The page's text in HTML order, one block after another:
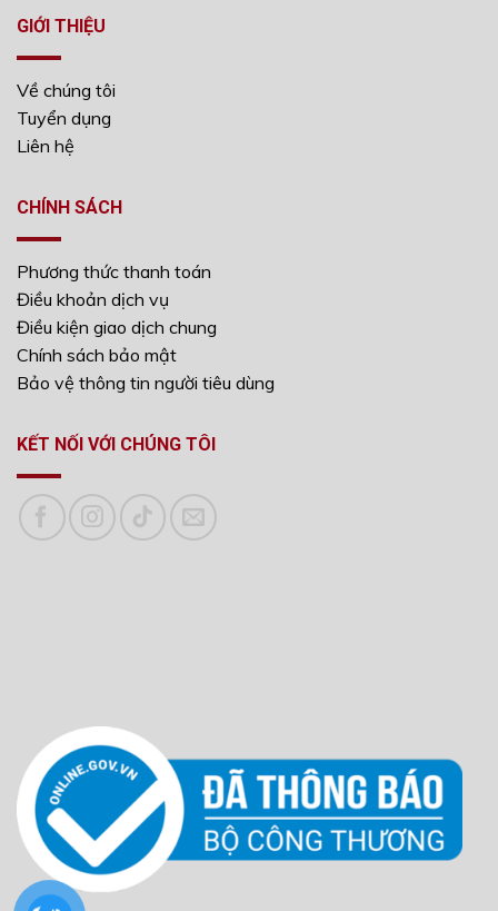
GIỚI THIỆU
Về chúng tôi
Tuyển dụng
Liên hệ
CHÍNH SÁCH
Phương thức thanh toán
Điều khoản dịch vụ
Điều kiện giao dịch chung
Chính sách bảo mật
Bảo vệ thông tin người tiêu dùng
KẾT NỐI VỚI CHÚNG TÔI